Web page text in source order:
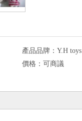
產品品牌： Y.H toys
價格： 可商議